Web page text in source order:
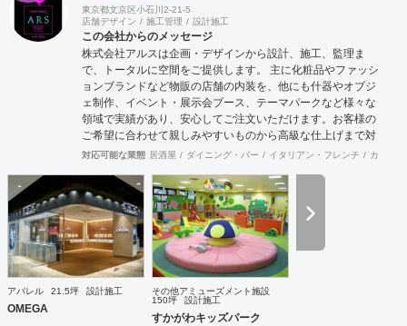
東京都文京区小石川2-21-5
店舗デザイン
施工管理 設計施工
この会社からのメッセージ
株式会社アルスは企画・デザインから設計、施工、監理ま
で、トータルに空間をご提供します。 主に化粧品やファッシ
ョンブランドなど物販の店舗の内装を、他にも什器やオブジ
ェ制作、イベント・展示会ブース、テーマパークなど様々な
領域で実績があり、安心してご注文いただけます。お客様の
ご希望に合わせて親しみやすいものから高級な仕上げまで対
応している事やこだわり・気配りが行き届いているとご好評
ェルフィーさんを通じてこれまでお会いしてこなかったお客
様に知っていただけるよう参加致しました。 よろしくお願い
します。
対応可能な業態 居酒屋 ダイニング・バー イタリアン・フレンチ カフェ
アパレル 21.5坪 設計施工
OMEGA
その他アミューズメント施設
150坪
設計施工
すかがわキッズパーク